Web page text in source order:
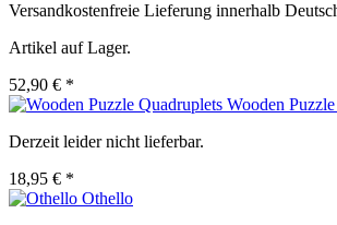
Versandkostenfreie Lieferung innerhalb
Artikel auf Lager.
52,90 € *
Wooden
Derzeit leider nicht lieferbar.
18,95 € *
Othello